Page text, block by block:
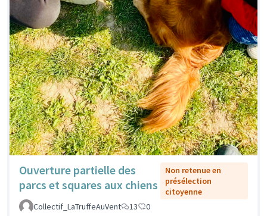
Ouverture partielle des
parcs et squares aux chiens
Non retenue en
présélection
citoyenne
Collectif_LaTruffeAuVent
13 0